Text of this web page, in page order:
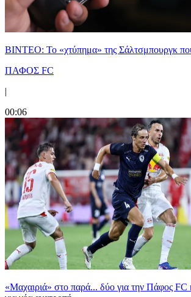
ΒΙΝΤΕΟ: Το «χτύπημα» της Σάλτσμπουργκ
ΠΑΦΟΣ FC
|
00:06
«Μαχαιριά» στο παρά... δύο για την Πάφος FC